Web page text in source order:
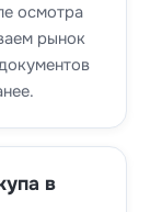
осмотра
рынок
в